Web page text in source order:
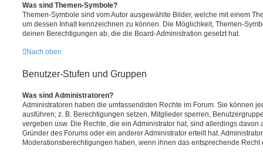
Was sind Themen-Symbole?
Themen-Symbole sind vom Autor ausgewählte Bilder, welche mit einem
um dessen Inhalt kennzeichnen zu können. Die Möglichkeit, Themen-
deinen Berechtigungen ab, die die Board-Administration gesetzt hat.
Nach oben
Benutzer-Stufen und Gruppen
Was sind Administratoren?
Administratoren haben die umfassendsten Rechte im Forum. Sie können
ausführen; z. B. Berechtigungen setzen, Mitglieder sperren,
vergeben usw. Die Rechte, die ein Administrator hat, sind allerdings
Gründer des Forums oder ein anderer Administrator erteilt hat.
Moderationsberechtigungen haben, wenn ihnen das entsprechende Recht